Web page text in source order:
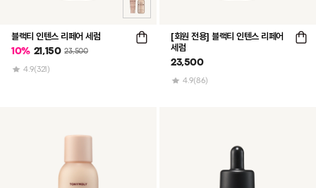
블랙티 인텐스 리페어 세럼
10% 21,150 23,500
4.9(321)
[회원 전용] 블랙티 인텐스 리페어
세럼
23,500
4.9(86)